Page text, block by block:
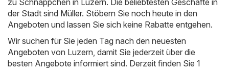
zu Schnäppchen in Luzern. Die beliebtesten Geschäfte in
der Stadt sind Müller. Stöbern Sie noch heute in den
Angeboten und lassen Sie sich keine Rabatte entgehen.
Wir suchen für Sie jeden Tag nach den neuesten
Angeboten von Luzern, damit Sie jederzeit über die
besten Angebote informiert sind. Derzeit finden Sie 1